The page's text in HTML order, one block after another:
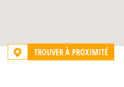
TROUVER À PROXIMITÉ